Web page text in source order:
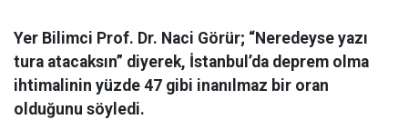
Yer Bilimci Prof. Dr. Naci Görür; “Neredeyse yazı
tura atacaksın” diyerek, İstanbul’da deprem olma
ihtimalinin yüzde 47 gibi inanılmaz bir oran
olduğunu söyledi.